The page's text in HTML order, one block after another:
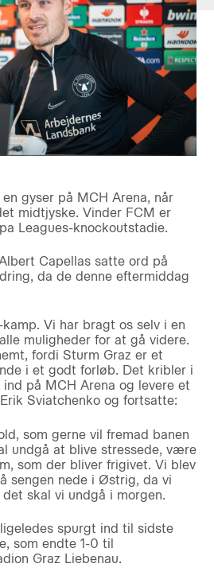
gyser på MCH Arena, når
midtjyske. Vinder FCM er
Leagues-knockoutstadie.
Capellas satte ord på
da de denne eftermiddag
kamp. Vi har bragt os selv i en
muligheder for at gå videre.
fordi Sturm Graz er et
i et godt forløb. Det kribler i
på MCH Arena og levere et
Sviatchenko og fortsatte:
som gerne vil fremad banen
undgå at blive stressede, være
som der bliver frigivet. Vi blev
sengen nede i Østrig, da vi
skal vi undgå i morgen.
spurgt ind til sidste
som endte 1-0 til
Graz Liebenau.